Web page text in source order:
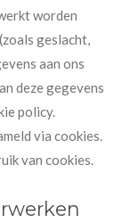
worden
geslacht,
aan ons
deze gegevens
policy.
via cookies.
van cookies.